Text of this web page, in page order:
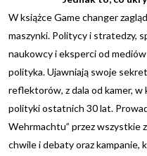
W książceGame changer
maszynki. Politycy i stratedzy,
naukowcy i eksperci od
polityka. Ujawniają swoje
reflektorów, z dala od kamer,
polityki ostatnich 30 lat.
Wehrmachtu” przez wszystkie
chwile i debaty oraz kampanie,